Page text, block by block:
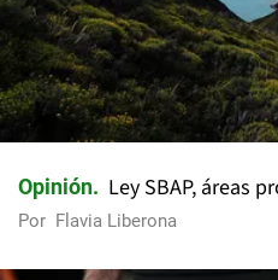
Opinión Ley SBAP, áreas
Por Flavia Liberona